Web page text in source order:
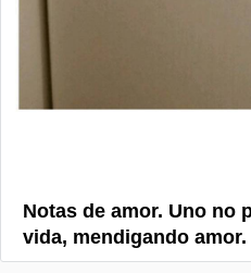
Notas de amor. Uno no
vida, mendigando amor.